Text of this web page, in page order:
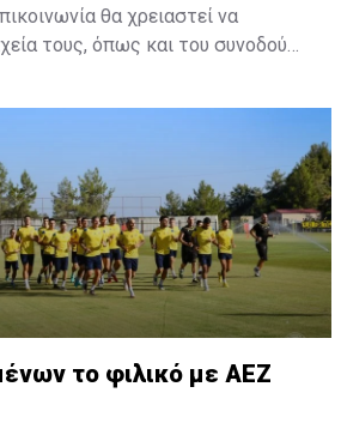
θα χρειαστεί να
τους, όπως και του συνοδού
το φιλικό με ΑΕΖ